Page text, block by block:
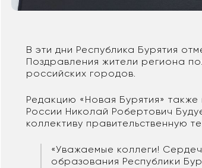
В эти дни Республика Бурятия
Поздравления жители региона
российских городов.
Редакцию «Новая Бурятия»
России Николай Робертович
коллективу правительственную
«Уважаемые коллеги!
образования Республики